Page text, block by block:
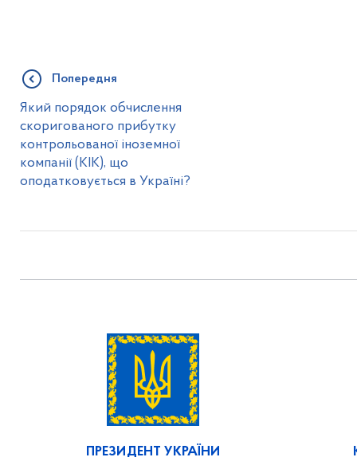
Попередня
Який порядок обчислення
скоригованого прибутку
контрольованої іноземної
компанії (КІК), що
оподатковується в Україні?
ПРЕЗИДЕНТ УКРАЇНИ